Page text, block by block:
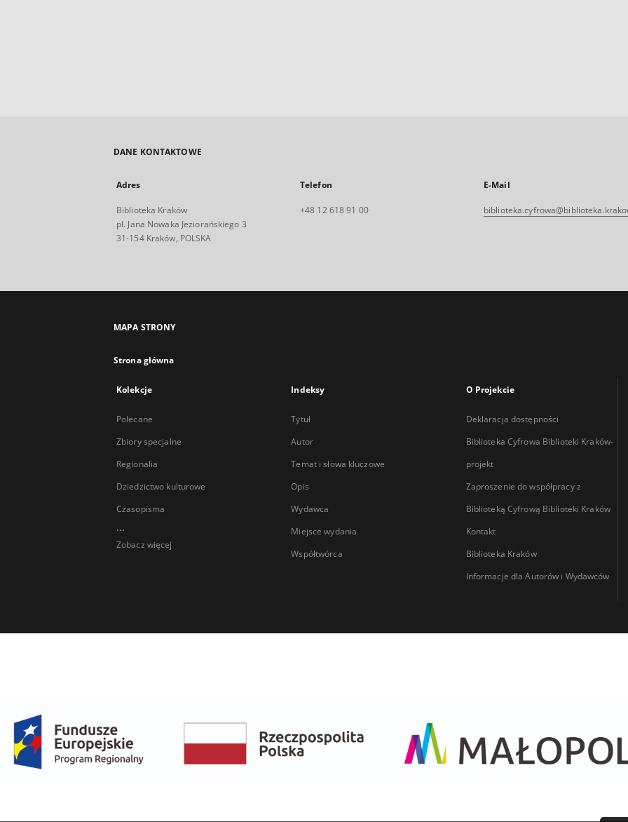
DANE KONTAKTOWE
Adres
Biblioteka Kraków
pl. Jana Nowaka Jeziorańskiego 3
31-154 Kraków, POLSKA
Telefon
+48 12 618 91 00
E-Mail
MAPA STRONY
Strona główna
Kolekcje
Polecane
Zbiory specjalne
Regionalia
Dziedzictwo kulturowe
Czasopisma
...
Zobacz więcej
Indeksy
Tytuł
Autor
Temat i słowa kluczowe
Opis
Wydawca
Miejsce wydania
Współtwórca
O Projekcie
Deklaracja dostępności
Biblioteka Cyfrowa Biblioteki Kraków-
projekt
Zaproszenie do współpracy z
Biblioteką Cyfrową Biblioteki Kraków
Kontakt
Biblioteka Kraków
Informacje dla Autorów i Wydawców